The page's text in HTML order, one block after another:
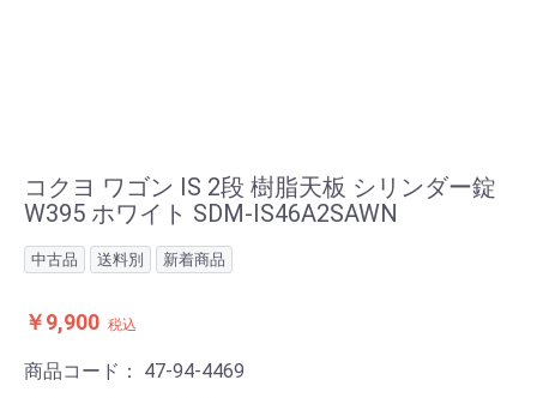
コクヨ ワゴン IS 2段 樹脂天板 シリンダー錠
W395 ホワイト SDM-IS46A2SAWN
中古品 送料別 新着商品
￥9,900 税込
商品コード： 47-94-4469